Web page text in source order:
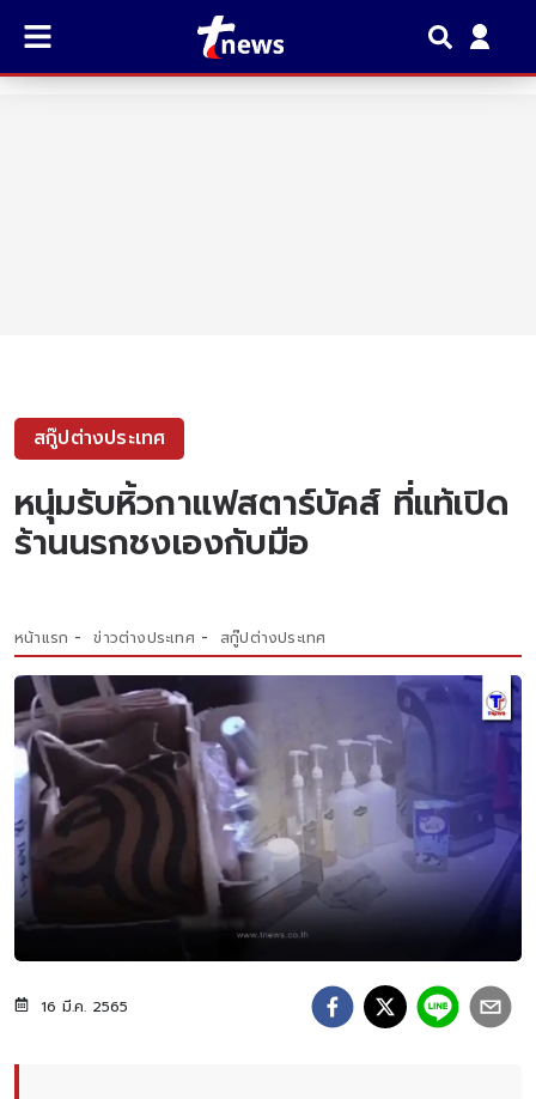
สกู๊ปต่างประเทศ
หนุ่มรับหิ้วกาแฟสตาร์บัคส์ ที่แท้เปิด
ร้านนรกชงเองกับมือ
หน้าแรก ข่าวต่างประเทศ สกู๊ปต่างประเทศ
16 มี.ค. 2565